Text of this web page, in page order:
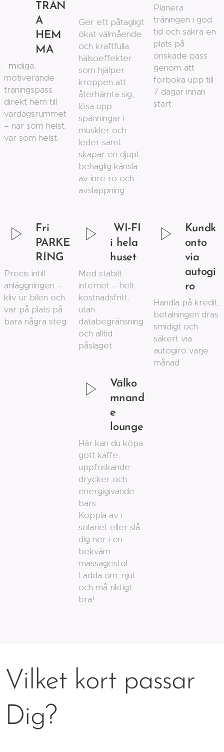
TRÄN
A
HEM
MA
midiga,
motiverande
träningspass
direkt hem till
vardagsrummet
– när som helst,
var som helst.
Ger ett påtagligt
ökat välmående
och kraftfulla
hälsoeffekter
som hjälper
kroppen att
återhämta sig,
lösa upp
spänningar i
muskler och
leder samt
skapar en djupt
behaglig känsla
av inre ro och
avslappning.
Planera
träningen i god
tid och säkra en
plats på
önskade pass
genom att
förboka upp till
7 dagar innan
start.
Fri
PARKE
RING
Precis intill
anläggningen –
kliv ur bilen och
var på plats på
bara några steg.
WI‑FI
i hela
huset
Med stabilt
internet – helt
kostnadsfritt,
utan
databegränsning
och alltid
påslaget.
Kundk
onto
via
autogi
ro
Handla på kredit,
betalningen dras
smidigt och
säkert via
autogiro varje
månad
Välko
mnand
e
lounge
Här kan du köpa
gott kaffe,
uppfriskande
drycker och
energigivande
bars.
Koppla av i
solariet eller slå
dig ner i en
bekväm
massagestol.
Ladda om, njut
och må riktigt
bra!
Vilket kort passar
Dig?